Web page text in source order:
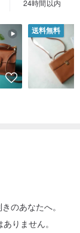
24時間以内
送料無料
のあなたへ。
りません。